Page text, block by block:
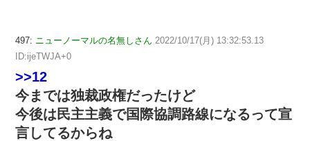
497: ニューノーマルの名無しさん 2022/10/17(月) 13:32:53.13
ID:ijeTWJA+0
>>12
今までは独裁政権だったけど
今後は民主主義で国際協調路線になるって宣
言してるからね